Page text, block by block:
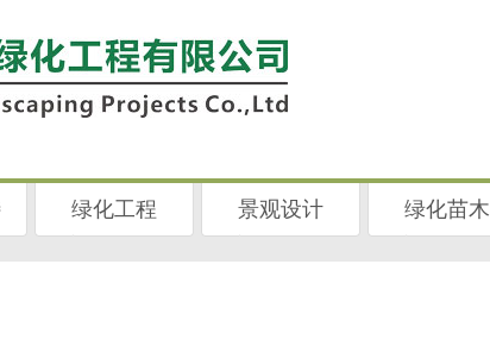
绿化工程 景观设计 绿化苗木